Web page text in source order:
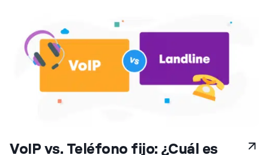
VoIP vs. Teléfono fijo: ¿Cuál es